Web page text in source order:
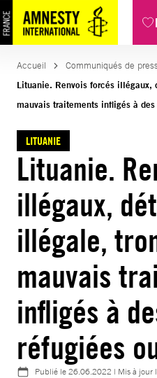
Aller
au
contenu
Accueil
Communiqués de
Lituanie. Renvois forcés
mauvais traitements infligés à
LITUANIE
Lituanie.
illégaux,
illégale,
mauvais
infligés à
réfugiées
Publié le26.06.2022 | Mis à jour